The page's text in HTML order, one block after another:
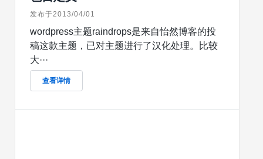
发布于2013/04/01
wordpress主题raindrops是来自怡然博客的投
稿这款主题，已对主题进行了汉化处理。比较
大···
查看详情